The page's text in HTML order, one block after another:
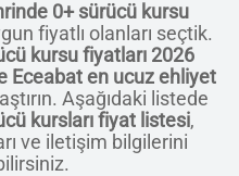
0+ sürücü kursu
fiyatlı olanları seçtik.
kursu fiyatları 2026
Eceabat en ucuz ehliyet
Aşağıdaki listede
kursları fiyat listesi,
ve iletişim bilgilerini